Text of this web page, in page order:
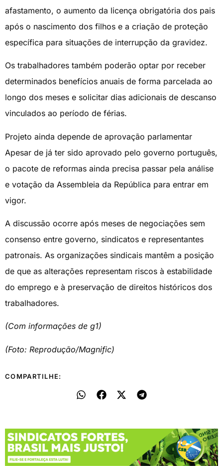
afastamento, o aumento da licença obrigatória dos pais
após o nascimento dos filhos e a criação de proteção
específica para situações de interrupção da gravidez.
Os trabalhadores também poderão optar por receber
determinados benefícios anuais de forma parcelada ao
longo dos meses e solicitar dias adicionais de descanso
vinculados ao período de férias.
Projeto ainda depende de aprovação parlamentar
Apesar de já ter sido aprovado pelo governo português,
o pacote de reformas ainda precisa passar pela análise
e votação da Assembleia da República para entrar em
vigor.
A discussão ocorre após meses de negociações sem
consenso entre governo, sindicatos e representantes
patronais. As organizações sindicais mantêm a posição
de que as alterações representam riscos à estabilidade
do emprego e à preservação de direitos históricos dos
trabalhadores.
(Com informações de g1)
(Foto: Reprodução/Magnific)
COMPARTILHE: